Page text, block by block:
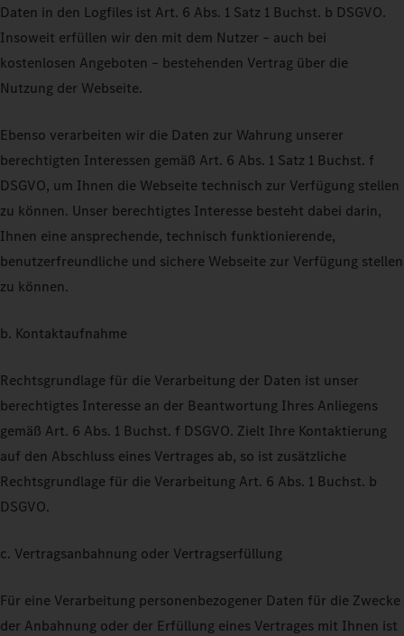
Daten in den Logfiles ist Art. 6 Abs. 1 Satz 1 Buchst. b DSGVO.
Insoweit erfüllen wir den mit dem Nutzer – auch bei
kostenlosen Angeboten – bestehenden Vertrag über die
Nutzung der Webseite.
Ebenso verarbeiten wir die Daten zur Wahrung unserer
berechtigten Interessen gemäß Art. 6 Abs. 1 Satz 1 Buchst. f
DSGVO, um Ihnen die Webseite technisch zur Verfügung stellen
zu können. Unser berechtigtes Interesse besteht dabei darin,
Ihnen eine ansprechende, technisch funktionierende,
benutzerfreundliche und sichere Webseite zur Verfügung stellen
zu können.
b. Kontaktaufnahme
Rechtsgrundlage für die Verarbeitung der Daten ist unser
berechtigtes Interesse an der Beantwortung Ihres Anliegens
gemäß Art. 6 Abs. 1 Buchst. f DSGVO. Zielt Ihre Kontaktierung
auf den Abschluss eines Vertrages ab, so ist zusätzliche
Rechtsgrundlage für die Verarbeitung Art. 6 Abs. 1 Buchst. b
DSGVO.
c. Vertragsanbahnung oder Vertragserfüllung
Für eine Verarbeitung personenbezogener Daten für die Zwecke
der Anbahnung oder der Erfüllung eines Vertrages mit Ihnen ist